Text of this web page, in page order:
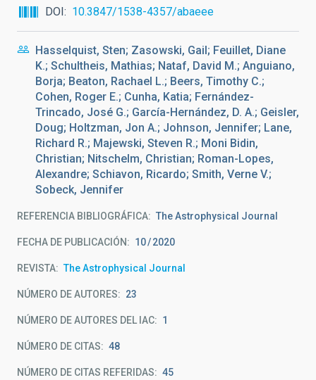
DOI
10.3847/1538-4357/abaeee
Hasselquist, Sten; Zasowski, Gail; Feuillet, Diane
K.; Schultheis, Mathias; Nataf, David M.; Anguiano,
Borja; Beaton, Rachael L.; Beers, Timothy C.;
Cohen, Roger E.; Cunha, Katia; Fernández-
Trincado, José G.; García-Hernández, D. A.; Geisler,
Doug; Holtzman, Jon A.; Johnson, Jennifer; Lane,
Richard R.; Majewski, Steven R.; Moni Bidin,
Christian; Nitschelm, Christian; Roman-Lopes,
Alexandre; Schiavon, Ricardo; Smith, Verne V.;
Sobeck, Jennifer
REFERENCIA BIBLIOGRÁFICA The Astrophysical Journal
FECHA DE PUBLICACIÓN: 10 2020
REVISTA The Astrophysical Journal
NÚMERO DE AUTORES 23
NÚMERO DE AUTORES DEL IAC 1
NÚMERO DE CITAS 48
NÚMERO DE CITAS REFERIDAS 45